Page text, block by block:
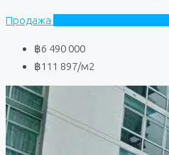
Продажа
฿6 490 000
฿111 897/м2